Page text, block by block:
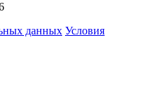
данных Условия